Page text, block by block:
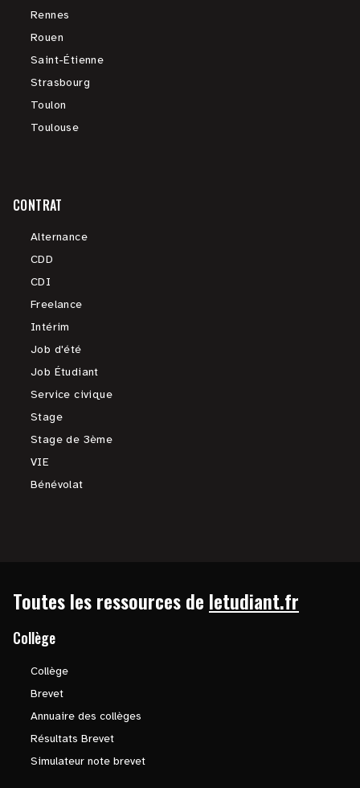
Rennes
Rouen
Saint-Étienne
Strasbourg
Toulon
Toulouse
CONTRAT
Alternance
CDD
CDI
Freelance
Intérim
Job d'été
Job Étudiant
Service civique
Stage
Stage de 3ème
VIE
Bénévolat
Toutes les ressources de letudiant.fr
Collège
Collège
Brevet
Annuaire des collèges
Résultats Brevet
Simulateur note brevet